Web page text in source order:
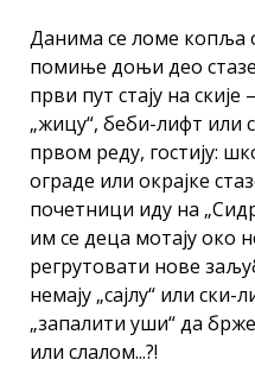
Данима се ломе копља
помиње доњи део
први пут стају на
„жицу“, беби-лифт или
првом реду, гостију:
ограде или окрајке
почетници иду на
им се деца мотају око
регрутовати нове
немају „сајлу“ или
„запалити уши“ да
или слалом...?!